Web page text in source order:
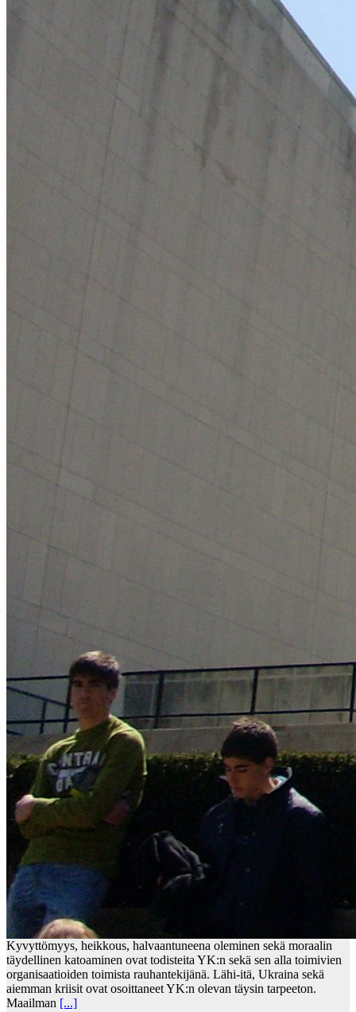
Kyvyttömyys, heikkous, halvaantuneena oleminen sekä moraalin
täydellinen katoaminen ovat todisteita YK:n sekä sen alla toimivien
organisaatioiden toimista rauhantekijänä. Lähi-itä, Ukraina sekä
aiemman kriisit ovat osoittaneet YK:n olevan täysin tarpeeton.
Maailman [...]